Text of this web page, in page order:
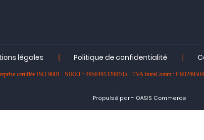
légales | Politique de confidentialité |
certifiée ISO 9001 - SIRET : 49504913200105 - TVA IntraComm :
Propulsé par- OASIS Commerce